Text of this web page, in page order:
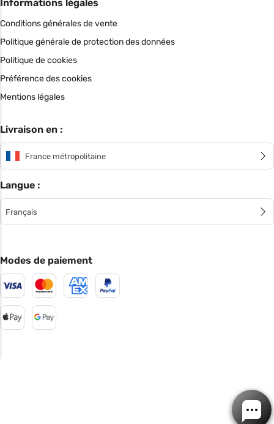
Informations légales
Conditions générales de vente
Politique générale de protection des données
Politique de cookies
Préférence des cookies
Mentions légales
Livraison en :
France métropolitaine
Langue :
Français
Modes de paiement